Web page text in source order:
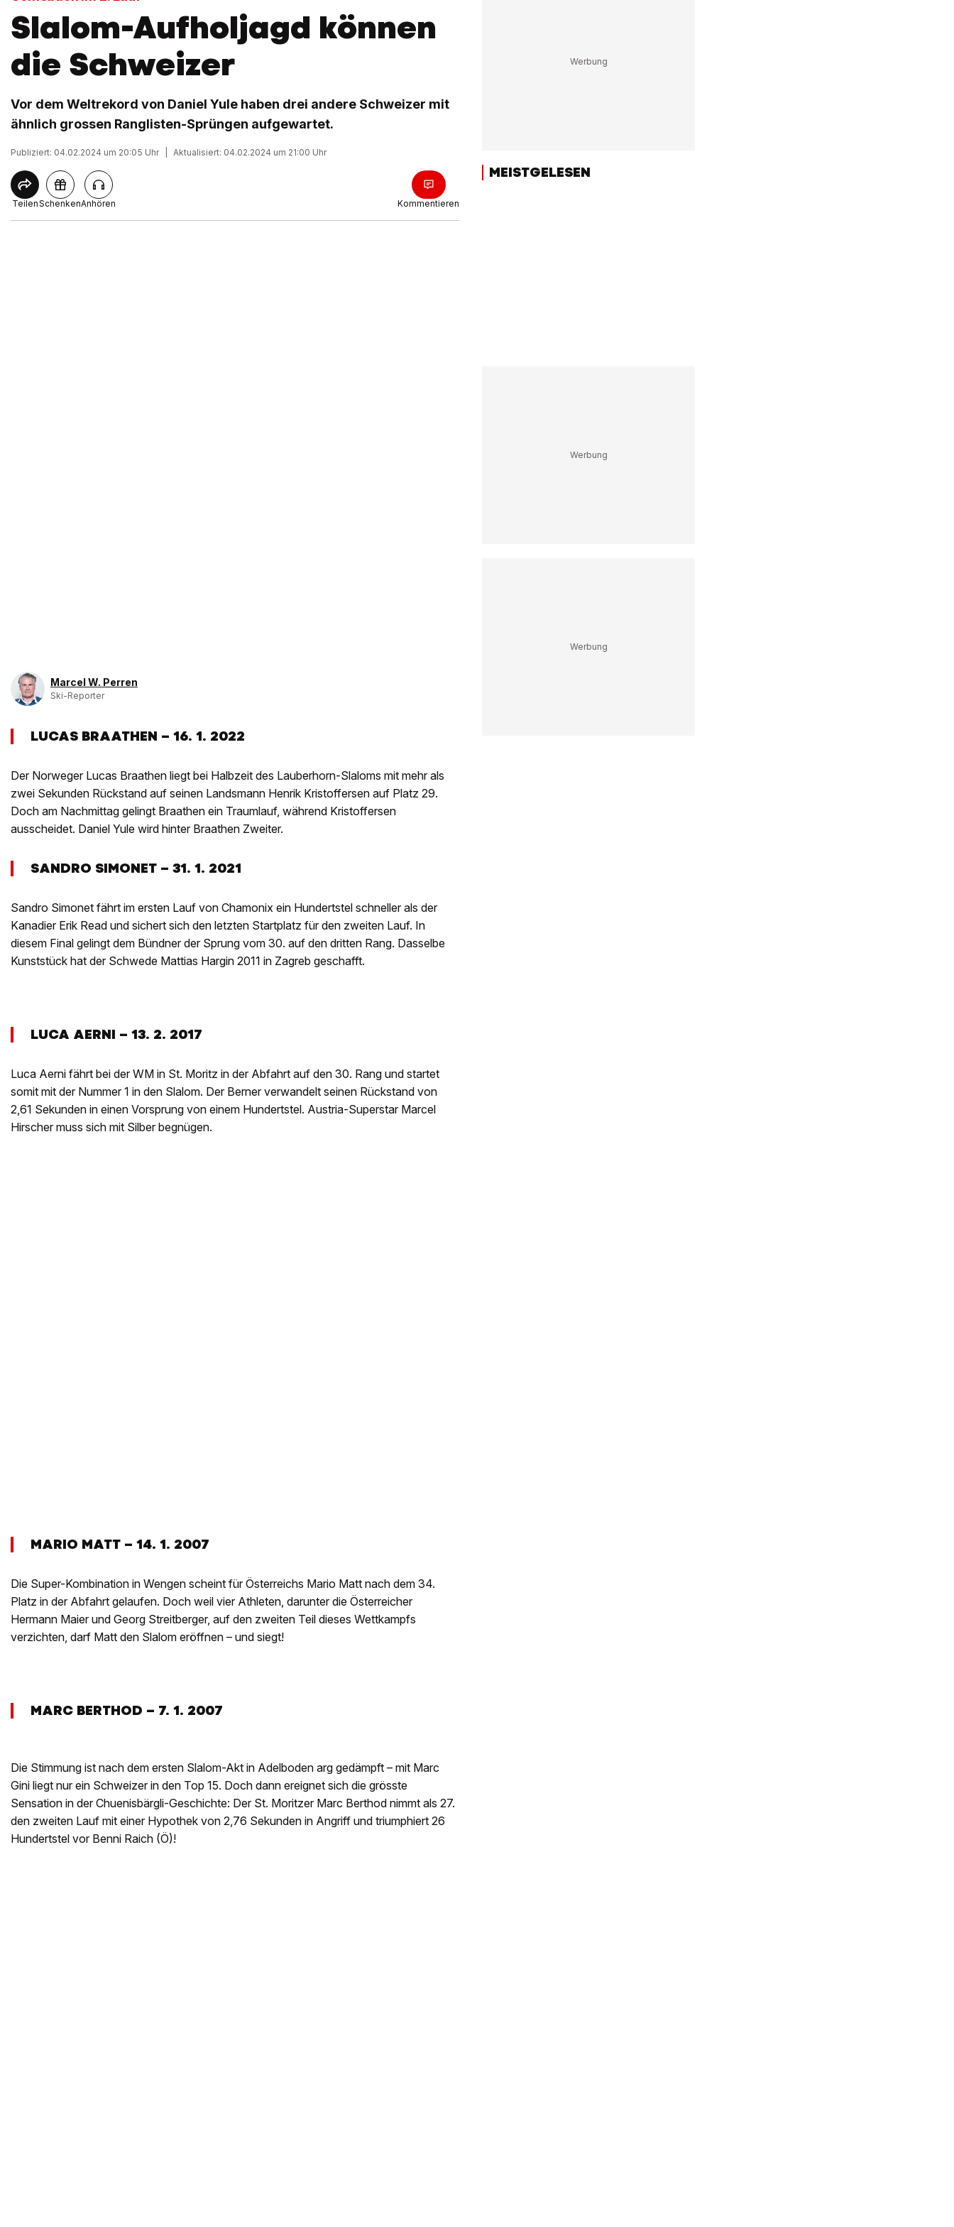
Slalom-Aufholjagd können
die Schweizer
Vor dem Weltrekord von Daniel Yule haben drei andere Schweizer mit
ähnlich grossen Ranglisten-Sprüngen aufgewartet.
Publiziert: 04.02.2024 um 20:05 Uhr Aktualisiert: 04.02.2024 um 21:00 Uhr
TeilenSchenkenAnhören Kommentieren
Marcel W. Perren
Ski-Reporter
LUCAS BRAATHEN – 16. 1. 2022
Der Norweger Lucas Braathen liegt bei Halbzeit des Lauberhorn-Slaloms mit mehr als
zwei Sekunden Rückstand auf seinen Landsmann Henrik Kristoffersen auf Platz 29.
Doch am Nachmittag gelingt Braathen ein Traumlauf, während Kristoffersen
ausscheidet. Daniel Yule wird hinter Braathen Zweiter.
SANDRO SIMONET – 31. 1. 2021
Sandro Simonet fährt im ersten Lauf von Chamonix ein Hundertstel schneller als der
Kanadier Erik Read und sichert sich den letzten Startplatz für den zweiten Lauf. In
diesem Final gelingt dem Bündner der Sprung vom 30. auf den dritten Rang. Dasselbe
Kunststück hat der Schwede Mattias Hargin 2011 in Zagreb geschafft.
LUCA AERNI – 13. 2. 2017
Luca Aerni fährt bei der WM in St. Moritz in der Abfahrt auf den 30. Rang und startet
somit mit der Nummer 1 in den Slalom. Der Berner verwandelt seinen Rückstand von
2,61 Sekunden in einen Vorsprung von einem Hundertstel. Austria-Superstar Marcel
Hirscher muss sich mit Silber begnügen.
MARIO MATT – 14. 1. 2007
Die Super-Kombination in Wengen scheint für Österreichs Mario Matt nach dem 34.
Platz in der Abfahrt gelaufen. Doch weil vier Athleten, darunter die Österreicher
Hermann Maier und Georg Streitberger, auf den zweiten Teil dieses Wettkampfs
verzichten, darf Matt den Slalom eröffnen – und siegt!
MARC BERTHOD – 7. 1. 2007
Die Stimmung ist nach dem ersten Slalom-Akt in Adelboden arg gedämpft – mit Marc
Gini liegt nur ein Schweizer in den Top 15. Doch dann ereignet sich die grösste
Sensation in der Chuenisbärgli-Geschichte: Der St. Moritzer Marc Berthod nimmt als 27.
den zweiten Lauf mit einer Hypothek von 2,76 Sekunden in Angriff und triumphiert 26
Hundertstel vor Benni Raich (Ö)!
MEISTGELESEN